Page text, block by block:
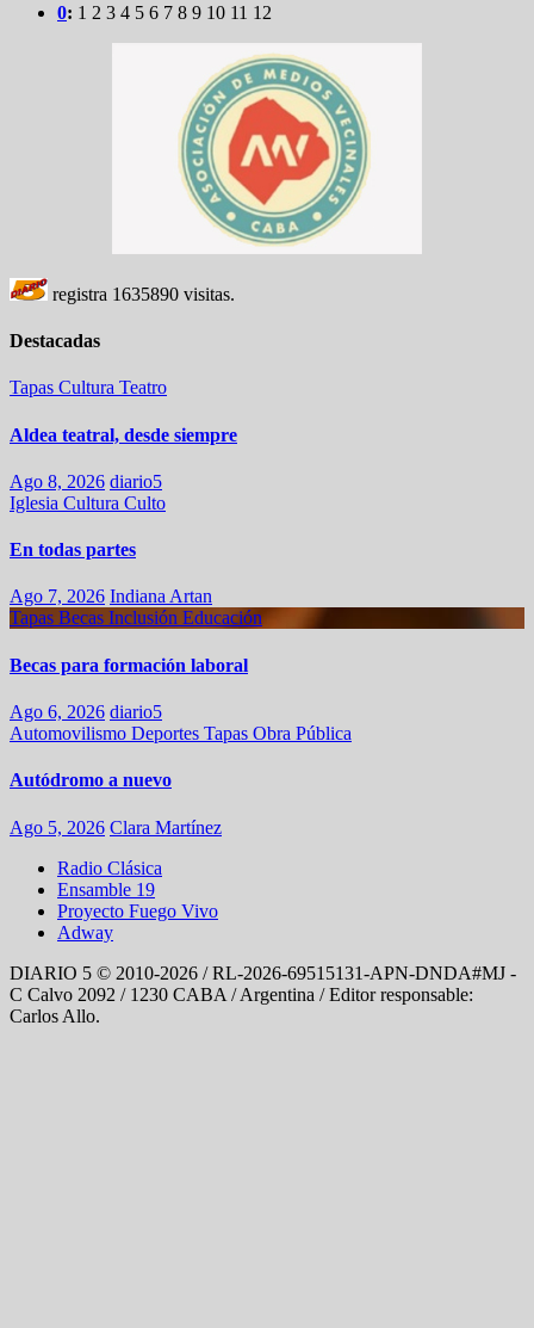
0: 1 2 3 4 5 6 7 8 9 10 11 12
registra 1635890 visitas.
Destacadas
Tapas Cultura Teatro
Aldea teatral, desde siempre
Ago 8, 2026 diario5
Iglesia Cultura Culto
En todas partes
Ago 7, 2026 Indiana Artan
Tapas Becas Inclusión Educación
Becas para formación laboral
Ago 6, 2026 diario5
Automovilismo Deportes Tapas Obra Pública
Autódromo a nuevo
Ago 5, 2026 Clara Martínez
Radio Clásica
Ensamble 19
Proyecto Fuego Vivo
Adway
DIARIO 5 © 2010-2026 / RL-2026-69515131-APN-DNDA#MJ -
C Calvo 2092 / 1230 CABA / Argentina / Editor responsable:
Carlos Allo.